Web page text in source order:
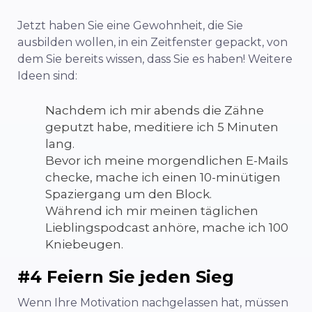
Jetzt haben Sie eine Gewohnheit, die Sie
ausbilden wollen, in ein Zeitfenster gepackt, von
dem Sie bereits wissen, dass Sie es haben! Weitere
Ideen sind:
Nachdem ich mir abends die Zähne
geputzt habe, meditiere ich 5 Minuten
lang.
Bevor ich meine morgendlichen E-Mails
checke, mache ich einen 10-minütigen
Spaziergang um den Block.
Während ich mir meinen täglichen
Lieblingspodcast anhöre, mache ich 100
Kniebeugen.
#4 Feiern Sie jeden Sieg
Wenn Ihre Motivation nachgelassen hat, müssen